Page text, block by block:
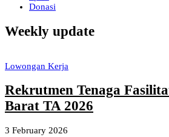
Donasi
Weekly update
Lowongan Kerja
Rekrutmen Tenaga
Barat TA 2026
3 February 2026